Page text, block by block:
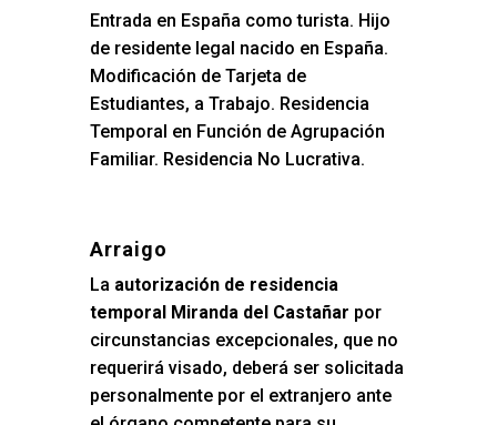
Entrada en España como turista. Hijo
de residente legal nacido en España.
Modificación de Tarjeta de
Estudiantes, a Trabajo. Residencia
Temporal en Función de Agrupación
Familiar. Residencia No Lucrativa.
Arraigo
La autorización de residencia
temporal Miranda del Castañar por
circunstancias excepcionales, que no
requerirá visado, deberá ser solicitada
personalmente por el extranjero ante